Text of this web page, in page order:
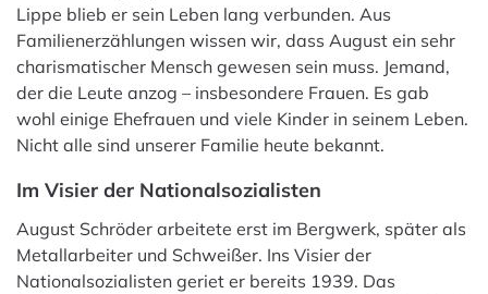
Lippe blieb er sein Leben lang verbunden. Aus
Familienerzählungen wissen wir, dass August ein sehr
charismatischer Mensch gewesen sein muss. Jemand,
der die Leute anzog – insbesondere Frauen. Es gab
wohl einige Ehefrauen und viele Kinder in seinem Leben.
Nicht alle sind unserer Familie heute bekannt.
Im Visier der Nationalsozialisten
August Schröder arbeitete erst im Bergwerk, später als
Metallarbeiter und Schweißer. Ins Visier der
Nationalsozialisten geriet er bereits 1939. Das